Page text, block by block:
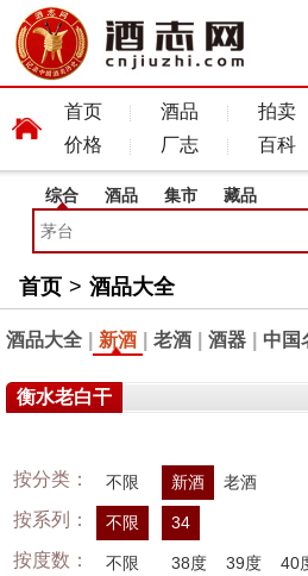
首页 酒品 拍卖
价格
厂志 百科
综合 酒品 集市 藏品
首页 > 酒品大全
酒品大全 新酒 老酒 酒器 中国
衡水老白干
按分类： 不限 新酒 老酒
按系列： 不限 34
按度数： 不限 38度 39度 40